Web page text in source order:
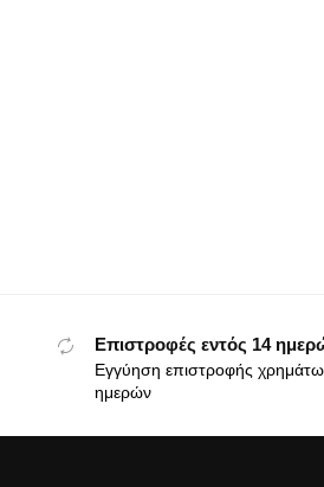
Επιστροφές εντός 14
Εγγύηση επιστροφής
ημερών